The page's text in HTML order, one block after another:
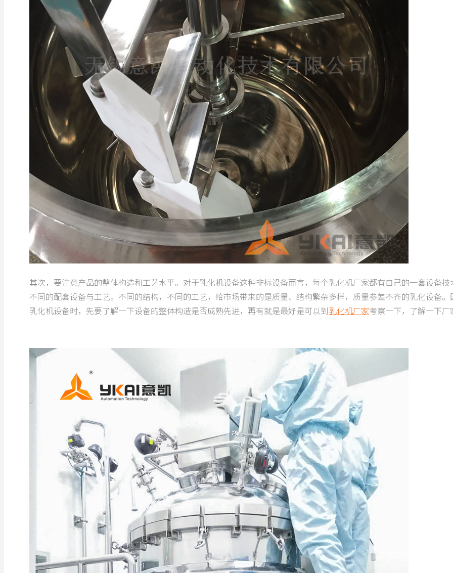
其次，要注意产品的整体构造和工艺水平。对于乳化机设备这种非标设备而言，每个乳化机厂家都有自己的一套设备技
不同的配套设备与工艺。不同的结构，不同的工艺，给市场带来的是质量、结构繁杂多样，质量参差不齐的乳化设备。
乳化机设备时，先要了解一下设备的整体构造是否成熟先进，再有就是最好是可以到乳化机厂家考察一下，了解一下厂